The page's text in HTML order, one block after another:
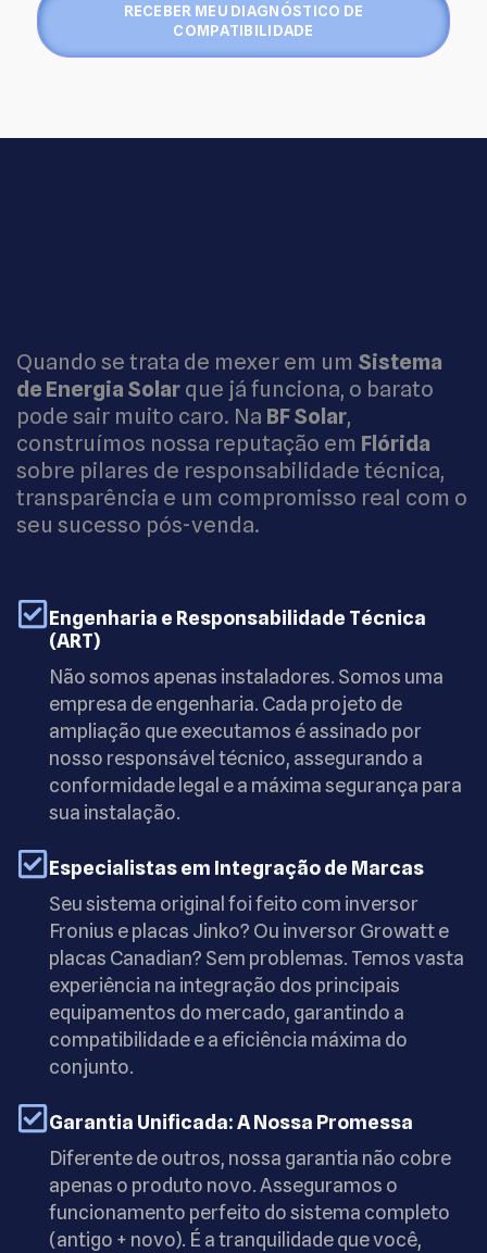
RECEBER MEU DIAGNÓSTICO DE
COMPATIBILIDADE
Quando se trata de mexer em um Sistema
de Energia Solar que já funciona, o barato
pode sair muito caro. Na BF Solar,
construímos nossa reputação em Flórida
sobre pilares de responsabilidade técnica,
transparência e um compromisso real com o
seu sucesso pós-venda.
Engenharia e Responsabilidade Técnica
(ART)
Não somos apenas instaladores. Somos uma
empresa de engenharia. Cada projeto de
ampliação que executamos é assinado por
nosso responsável técnico, assegurando a
conformidade legal e a máxima segurança para
sua instalação.
Especialistas em Integração de Marcas
Seu sistema original foi feito com inversor
Fronius e placas Jinko? Ou inversor Growatt e
placas Canadian? Sem problemas. Temos vasta
experiência na integração dos principais
equipamentos do mercado, garantindo a
compatibilidade e a eficiência máxima do
conjunto.
Garantia Unificada: A Nossa Promessa
Diferente de outros, nossa garantia não cobre
apenas o produto novo. Asseguramos o
funcionamento perfeito do sistema completo
(antigo + novo). É a tranquilidade que você,